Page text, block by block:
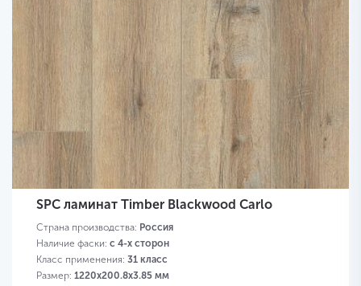
SPC ламинат Timber Blackwood Carlo
Страна производства: Россия
Наличие фаски: с 4-х сторон
Класс применения: 31 класс
Размер: 1220х200.8х3.85 мм